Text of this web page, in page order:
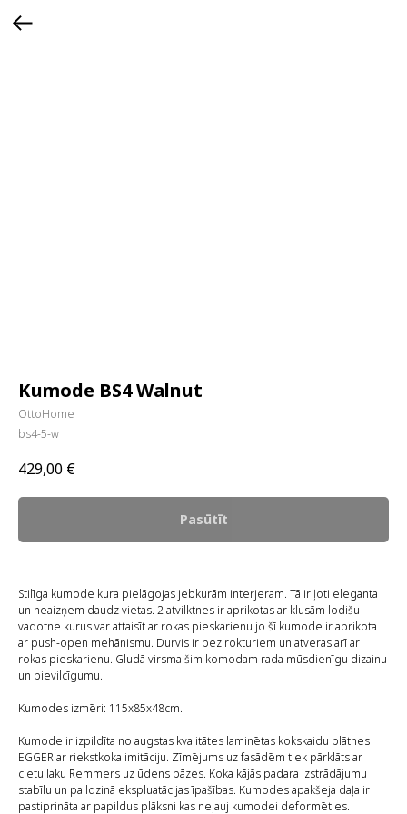
Kumode BS4 Walnut
OttoHome
bs4-5-w
429,00 €
Pasūtīt
Stilīga kumode kura pielāgojas jebkurām interjeram. Tā ir ļoti eleganta
un neaizņem daudz vietas. 2 atvilktnes ir aprikotas ar klusām lodišu
vadotne kurus var attaisīt ar rokas pieskarienu jo šī kumode ir aprikota
ar push-open mehānismu. Durvis ir bez rokturiem un atveras arī ar
rokas pieskarienu. Gludā virsma šim komodam rada mūsdienīgu dizainu
un pievilcīgumu.
Kumodes izmēri: 115x85x48cm.
Kumode ir izpildīta no augstas kvalitātes laminētas kokskaidu plātnes
EGGER ar riekstkoka imitāciju. Zīmējums uz fasādēm tiek pārklāts ar
cietu laku Remmers uz ūdens bāzes. Koka kājās padara izstrādājumu
stabīlu un paildzinā ekspluatācijas īpašības. Kumodes apakšeja daļa ir
pastiprināta ar papildus plāksni kas neļauj kumodei deformēties.